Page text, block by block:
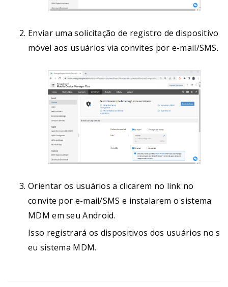
Enviar uma solicitação de registro de dispositivo
móvel aos usuários via convites por e-mail/SMS.
Orientar os usuários a clicarem no link no
convite por e-mail/SMS e instalarem o sistema
MDM em seu Android.
Isso registrará os dispositivos dos usuários no s
eu sistema MDM.